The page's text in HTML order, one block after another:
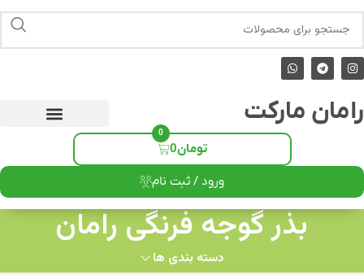
رامان مارکت
تومان0
0
ورود / ثبت نام
بذر گوجه فرنگی رامان
دسته بندی ها